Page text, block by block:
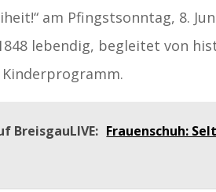
am Pfingstsonntag, 8.
lebendig, begleitet von
BreisgauLIVE: Frauenschuh: